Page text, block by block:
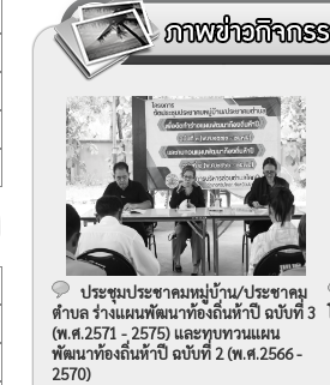
ประชุมประชาคมหมู่บ้าน/ประชาคม
ตำบล ร่างแผนพัฒนาท้องถิ่นห้าปี ฉบับที่ 3
(พ.ศ.2571 - 2575) และทบทวนแผน
พัฒนาท้องถิ่นห้าปี ฉบับที่ 2 (พ.ศ.2566 -
2570)